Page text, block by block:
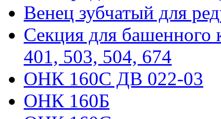
Венец зубчатый для
Секция для башенного
401, 503, 504, 674
ОНК 160С ДВ 022-03
ОНК 160Б